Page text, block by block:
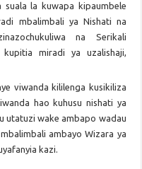
la kuwapa kipaumbele
mbalimbali ya Nishati na
na Serikali
miradi ya uzalishaji,
viwanda kililenga kusikiliza
hao kuhusu nishati ya
utatuzi wake ambapo wadau
ambayo Wizara ya
kazi.